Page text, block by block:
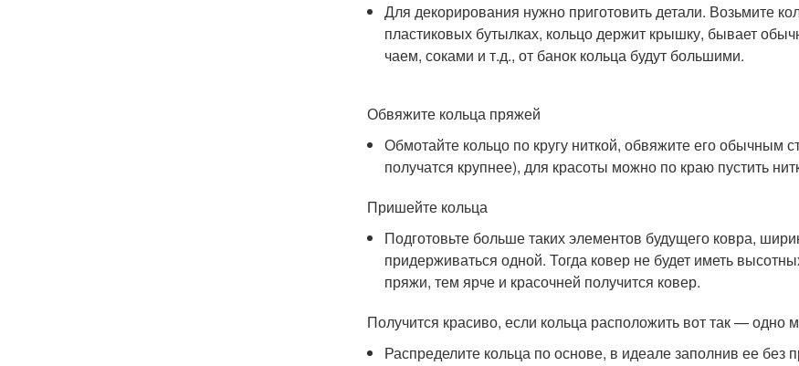
Для декорирования нужно приготовить детали. Возьмите
пластиковых бутылках, кольцо держит крышку, бывает
чаем, соками и т.д., от банок кольца будут большими.
Обвяжите кольца пряжей
Обмотайте кольцо по кругу ниткой, обвяжите его обычным
получатся крупнее), для красоты можно по краю пустить
Пришейте кольца
Подготовьте больше таких элементов будущего ковра,
придерживаться одной. Тогда ковер не будет иметь
пряжи, тем ярче и красочней получится ковер.
Получится красиво, если кольца расположить вот так — одно
Распределите кольца по основе, в идеале заполнив ее